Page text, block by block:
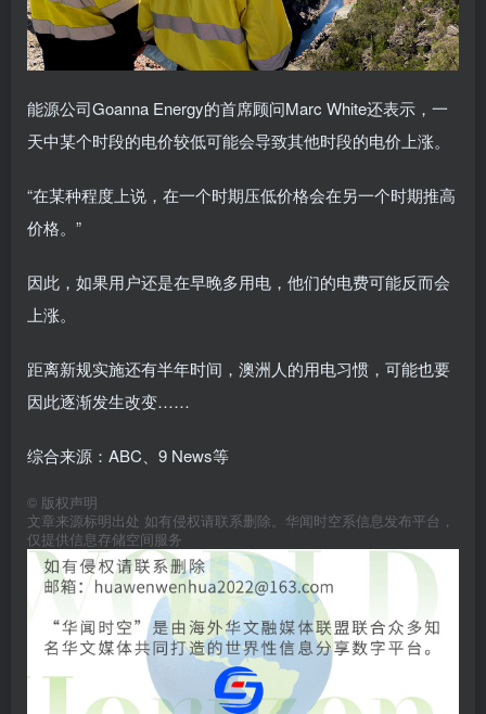
能源公司Goanna Energy的首席顾问Marc White还表示，一
天中某个时段的电价较低可能会导致其他时段的电价上涨。
“在某种程度上说，在一个时期压低价格会在另一个时期推高
价格。”
因此，如果用户还是在早晚多用电，他们的电费可能反而会
上涨。
距离新规实施还有半年时间，澳洲人的用电习惯，可能也要
因此逐渐发生改变……
综合来源：ABC、9 News等
© 版权声明
文章来源标明出处 如有侵权请联系删除。华闻时空系信息发布平台，
仅提供信息存储空间服务